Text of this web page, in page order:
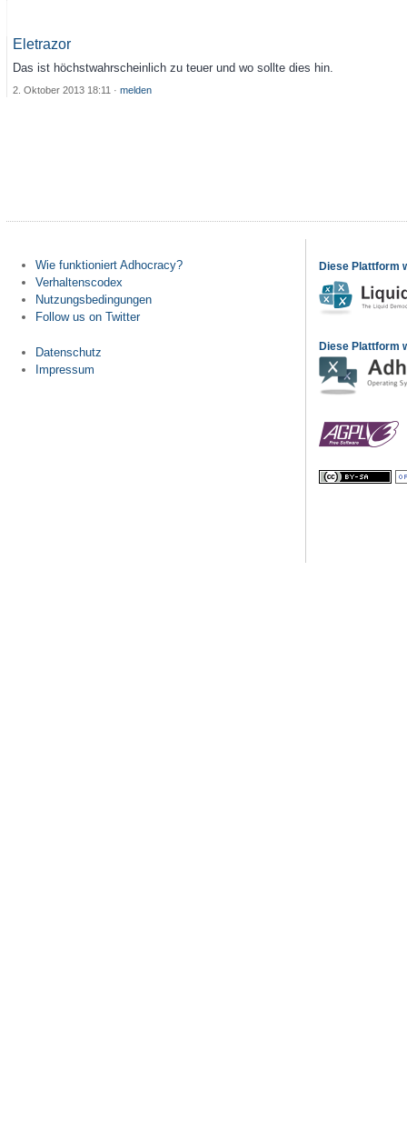
Eletrazor
Das ist höchstwahrscheinlich zu teuer und wo sollte dies hin.
2. Oktober 2013 18:11 · melden
Wie funktioniert Adhocracy?
Verhaltenscodex
Nutzungsbedingungen
Follow us on Twitter
Datenschutz
Impressum
Diese Plattform
Diese Plattform